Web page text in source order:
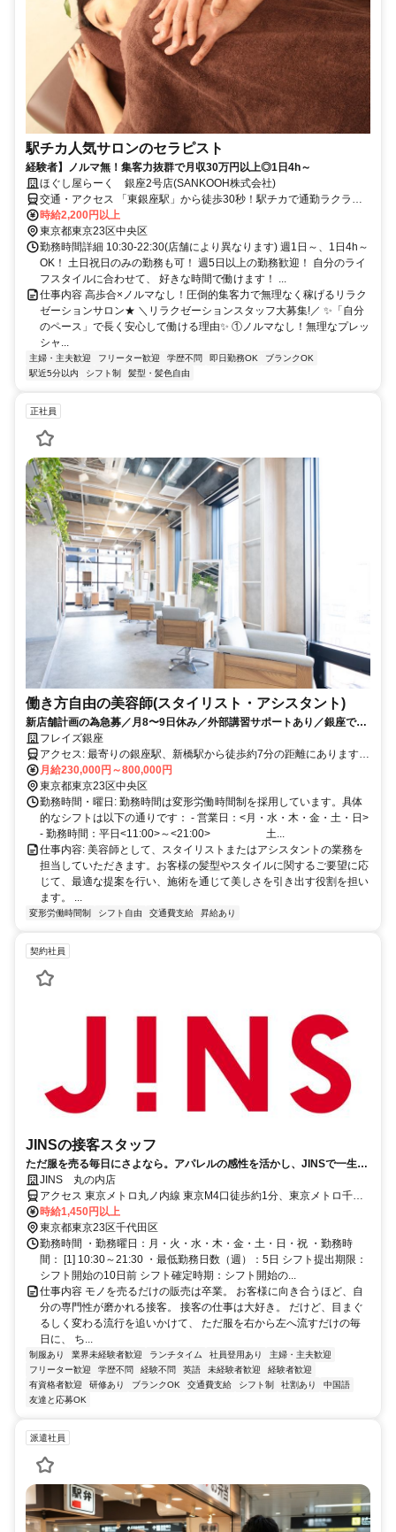
駅チカ人気サロンのセラピスト
経験者】ノルマ無！集客力抜群で月収30万円以上◎1日4h～
ほぐし屋らーく 銀座2号店(SANKOOH株式会社)
交通・アクセス 「東銀座駅」から徒歩30秒！駅チカで通勤ラクラ
ク！
時給2,200円以上
東京都東京23区中央区
勤務時間詳細 10:30-22:30(店舗により異なります) 週1日～、1日4h～
OK！ 土日祝日のみの勤務も可！ 週5日以上の勤務歓迎！ 自分のライ
フスタイルに合わせて、 好きな時間で働けます！ ...
仕事内容 高歩合×ノルマなし！圧倒的集客力で無理なく稼げるリラク
ゼーションサロン★ ＼リラクゼーションスタッフ大募集!／ ✨「自分
のペース」で長く安心して働ける理由✨ ①ノルマなし！無理なプレッ
シャ...
主婦・主夫歓迎 フリーター歓迎 学歴不問 即日勤務OK
ブランクOK
駅近5分以内
シフト制 髪型・髪色自由
正社員
働き方自由の美容師(スタイリスト・アシスタント)
新店舗計画の為急募／月8〜9日休み／外部講習サポートあり／銀座で成
長できるサロン／歩合有り／歩合で80万円も目指せます
フレイズ銀座
アクセス: 最寄りの銀座駅、新橋駅から徒歩約7分の距離にあります。
公共交通機関を利用する場合は、JRや地下鉄をご利用いただけま
す。通勤しやすい立地ですので、安心してお越しください。
月給230,000円～800,000円
東京都東京23区中央区
勤務時間・曜日: 勤務時間は変形労働時間制を採用しています。具体
的なシフトは以下の通りです： - 営業日：<月・水・木・金・土・日>
- 勤務時間：平日<11:00>～<21:00> 土...
仕事内容: 美容師として、スタイリストまたはアシスタントの業務を
担当していただきます。お客様の髪型やスタイルに関するご要望に応
じて、最適な提案を行い、施術を通じて美しさを引き出す役割を担い
ます。 ...
変形労働時間制 シフト自由 交通費支給 昇給あり
契約社員
JINSの接客スタッフ
ただ服を売る毎日にさよなら。アパレルの感性を活かし、JINSで一生モ
ノの「専門技術職」へ。
JINS 丸の内店
アクセス 東京メトロ丸ノ内線 東京M4口徒歩約1分、東京メトロ千代
田線/ＪＲ常磐線 二重橋前7番口徒歩約2分、都営三田線 大手町（東京
都）D1口徒歩約3分 東京メトロ丸ノ内線「東京駅」M4口より徒歩(約
2分
時給1,450円以上
東京都東京23区千代田区
勤務時間 ・勤務曜日：月・火・水・木・金・土・日・祝 ・勤務時
間： [1] 10:30～21:30 ・最低勤務日数（週）：5日 シフト提出期限：
シフト開始の10日前 シフト確定時期：シフト開始の...
仕事内容 モノを売るだけの販売は卒業。 お客様に向き合うほど、自
分の専門性が磨かれる接客。 接客の仕事は大好き。 だけど、目まぐ
るしく変わる流行を追いかけて、 ただ服を右から左へ流すだけの毎
日に、 ち...
制服あり 業界未経験者歓迎 ランチタイム 社員登用あり
主婦・主夫歓迎
フリーター歓迎
学歴不問 経験不問 英語 未経験者歓迎
経験者歓迎
有資格者歓迎
研修あり ブランクOK 交通費支給 シフト制 社割あり
中国語
友達と応募OK
派遣社員